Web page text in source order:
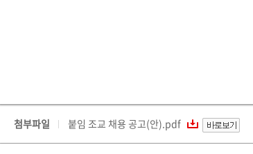
첨부파일 붙임 조교 채용 공고(안).pdf